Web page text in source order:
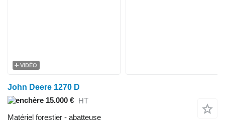
VIDÉO
John Deere 1270 D
15.000 € HT
Matériel forestier - abatteuse